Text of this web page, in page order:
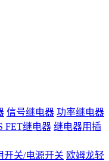
信号继电器 功率继电器
FET继电器 继电器用插
开关/电源开关 欧姆龙轻